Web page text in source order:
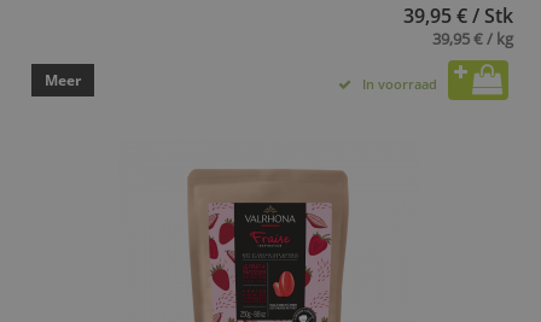
39,95 € / Stk
39,95 € / kg
Meer In voorraad